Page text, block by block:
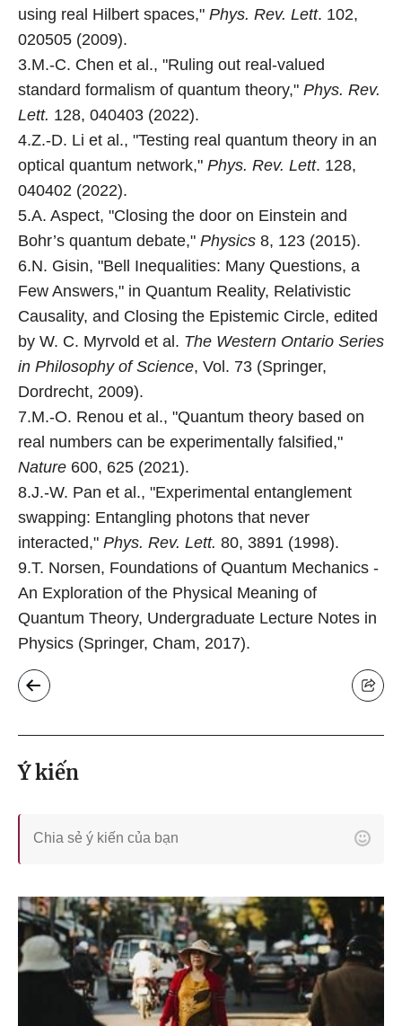
using real Hilbert spaces," Phys. Rev. Lett. 102,
020505 (2009).
3.M.-C. Chen et al., "Ruling out real-valued
standard formalism of quantum theory," Phys. Rev.
Lett. 128, 040403 (2022).
4.Z.-D. Li et al., "Testing real quantum theory in an
optical quantum network," Phys. Rev. Lett. 128,
040402 (2022).
5.A. Aspect, "Closing the door on Einstein and
Bohr’s quantum debate," Physics 8, 123 (2015).
6.N. Gisin, "Bell Inequalities: Many Questions, a
Few Answers," in Quantum Reality, Relativistic
Causality, and Closing the Epistemic Circle, edited
by W. C. Myrvold et al. The Western Ontario Series
in Philosophy of Science, Vol. 73 (Springer,
Dordrecht, 2009).
7.M.-O. Renou et al., "Quantum theory based on
real numbers can be experimentally falsified,"
Nature 600, 625 (2021).
8.J.-W. Pan et al., "Experimental entanglement
swapping: Entangling photons that never
interacted," Phys. Rev. Lett. 80, 3891 (1998).
9.T. Norsen, Foundations of Quantum Mechanics -
An Exploration of the Physical Meaning of
Quantum Theory, Undergraduate Lecture Notes in
Physics (Springer, Cham, 2017).
Ý kiến